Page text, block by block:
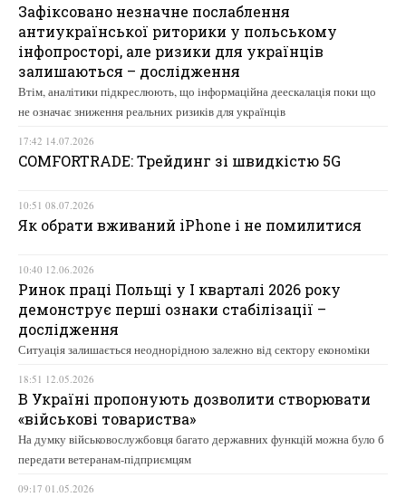
Зафіксовано незначне послаблення
антиукраїнської риторики у польському
інфопросторі, але ризики для українців
залишаються – дослідження
Втім, аналітики підкреслюють, що інформаційна деескалація поки що
не означає зниження реальних ризиків для українців
17:42 14.07.2026
COMFORTRADE: Трейдинг зі швидкістю 5G
10:51 08.07.2026
Як обрати вживаний iPhone і не помилитися
10:40 12.06.2026
Ринок праці Польщі у І кварталі 2026 року
демонструє перші ознаки стабілізації –
дослідження
Ситуація залишається неоднорідною залежно від сектору економіки
18:51 12.05.2026
В Україні пропонують дозволити створювати
«військові товариства»
На думку військовослужбовця багато державних функцій можна було б
передати ветеранам-підприємцям
09:17 01.05.2026